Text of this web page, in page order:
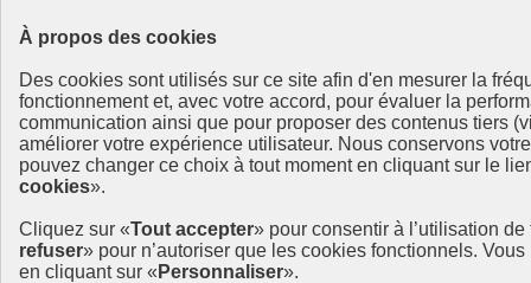
À propos des cookies
Des cookies sont utilisés sur ce site afin d'en mesurer la
fonctionnement et, avec votre accord, pour évaluer la
communication ainsi que pour proposer des contenus tiers
améliorer votre expérience utilisateur. Nous conservons
pouvez changer ce choix à tout moment en cliquant sur le
cookies».
Cliquez sur «Tout accepter» pour consentir à l’utilisation
refuser» pour n’autoriser que les cookies fonctionnels.
en cliquant sur « Personnaliser».